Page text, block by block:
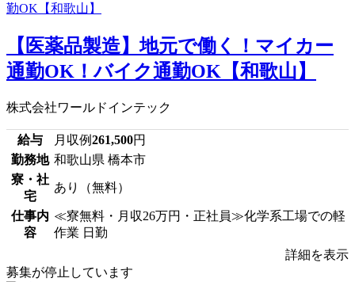
【医薬品製造】地元で働く！マイカー
通勤OK！バイク通勤OK【和歌山】
株式会社ワールドインテック
給与 月収例261,500円
勤務地 和歌山県 橋本市
寮・社
宅
あり（無料）
仕事内
容
≪寮無料・月収26万円・正社員≫化学系工場での軽
作業 日勤
詳細を表示
募集が停止しています